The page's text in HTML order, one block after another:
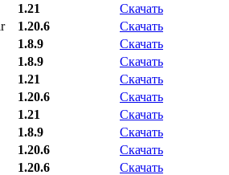
1.21
Скачать
1.20.6
Скачать
1.8.9
Скачать
1.8.9
Скачать
1.21
Скачать
1.20.6
Скачать
1.21
Скачать
1.8.9
Скачать
1.20.6
Скачать
1.20.6
Скачать